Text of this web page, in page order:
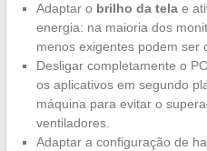
Adaptar o brilho da telae
energia: na maioria dos
menos exigentes podem ser
Desligar completamente o
os aplicativos em segundo
máquina para evitar o
ventiladores.
Adaptar a configuração de